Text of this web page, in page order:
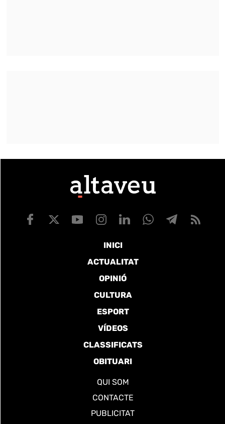
INICI
ACTUALITAT
OPINIÓ
CULTURA
ESPORT
VÍDEOS
CLASSIFICATS
OBITUARI
QUI SOM
CONTACTE
PUBLICITAT